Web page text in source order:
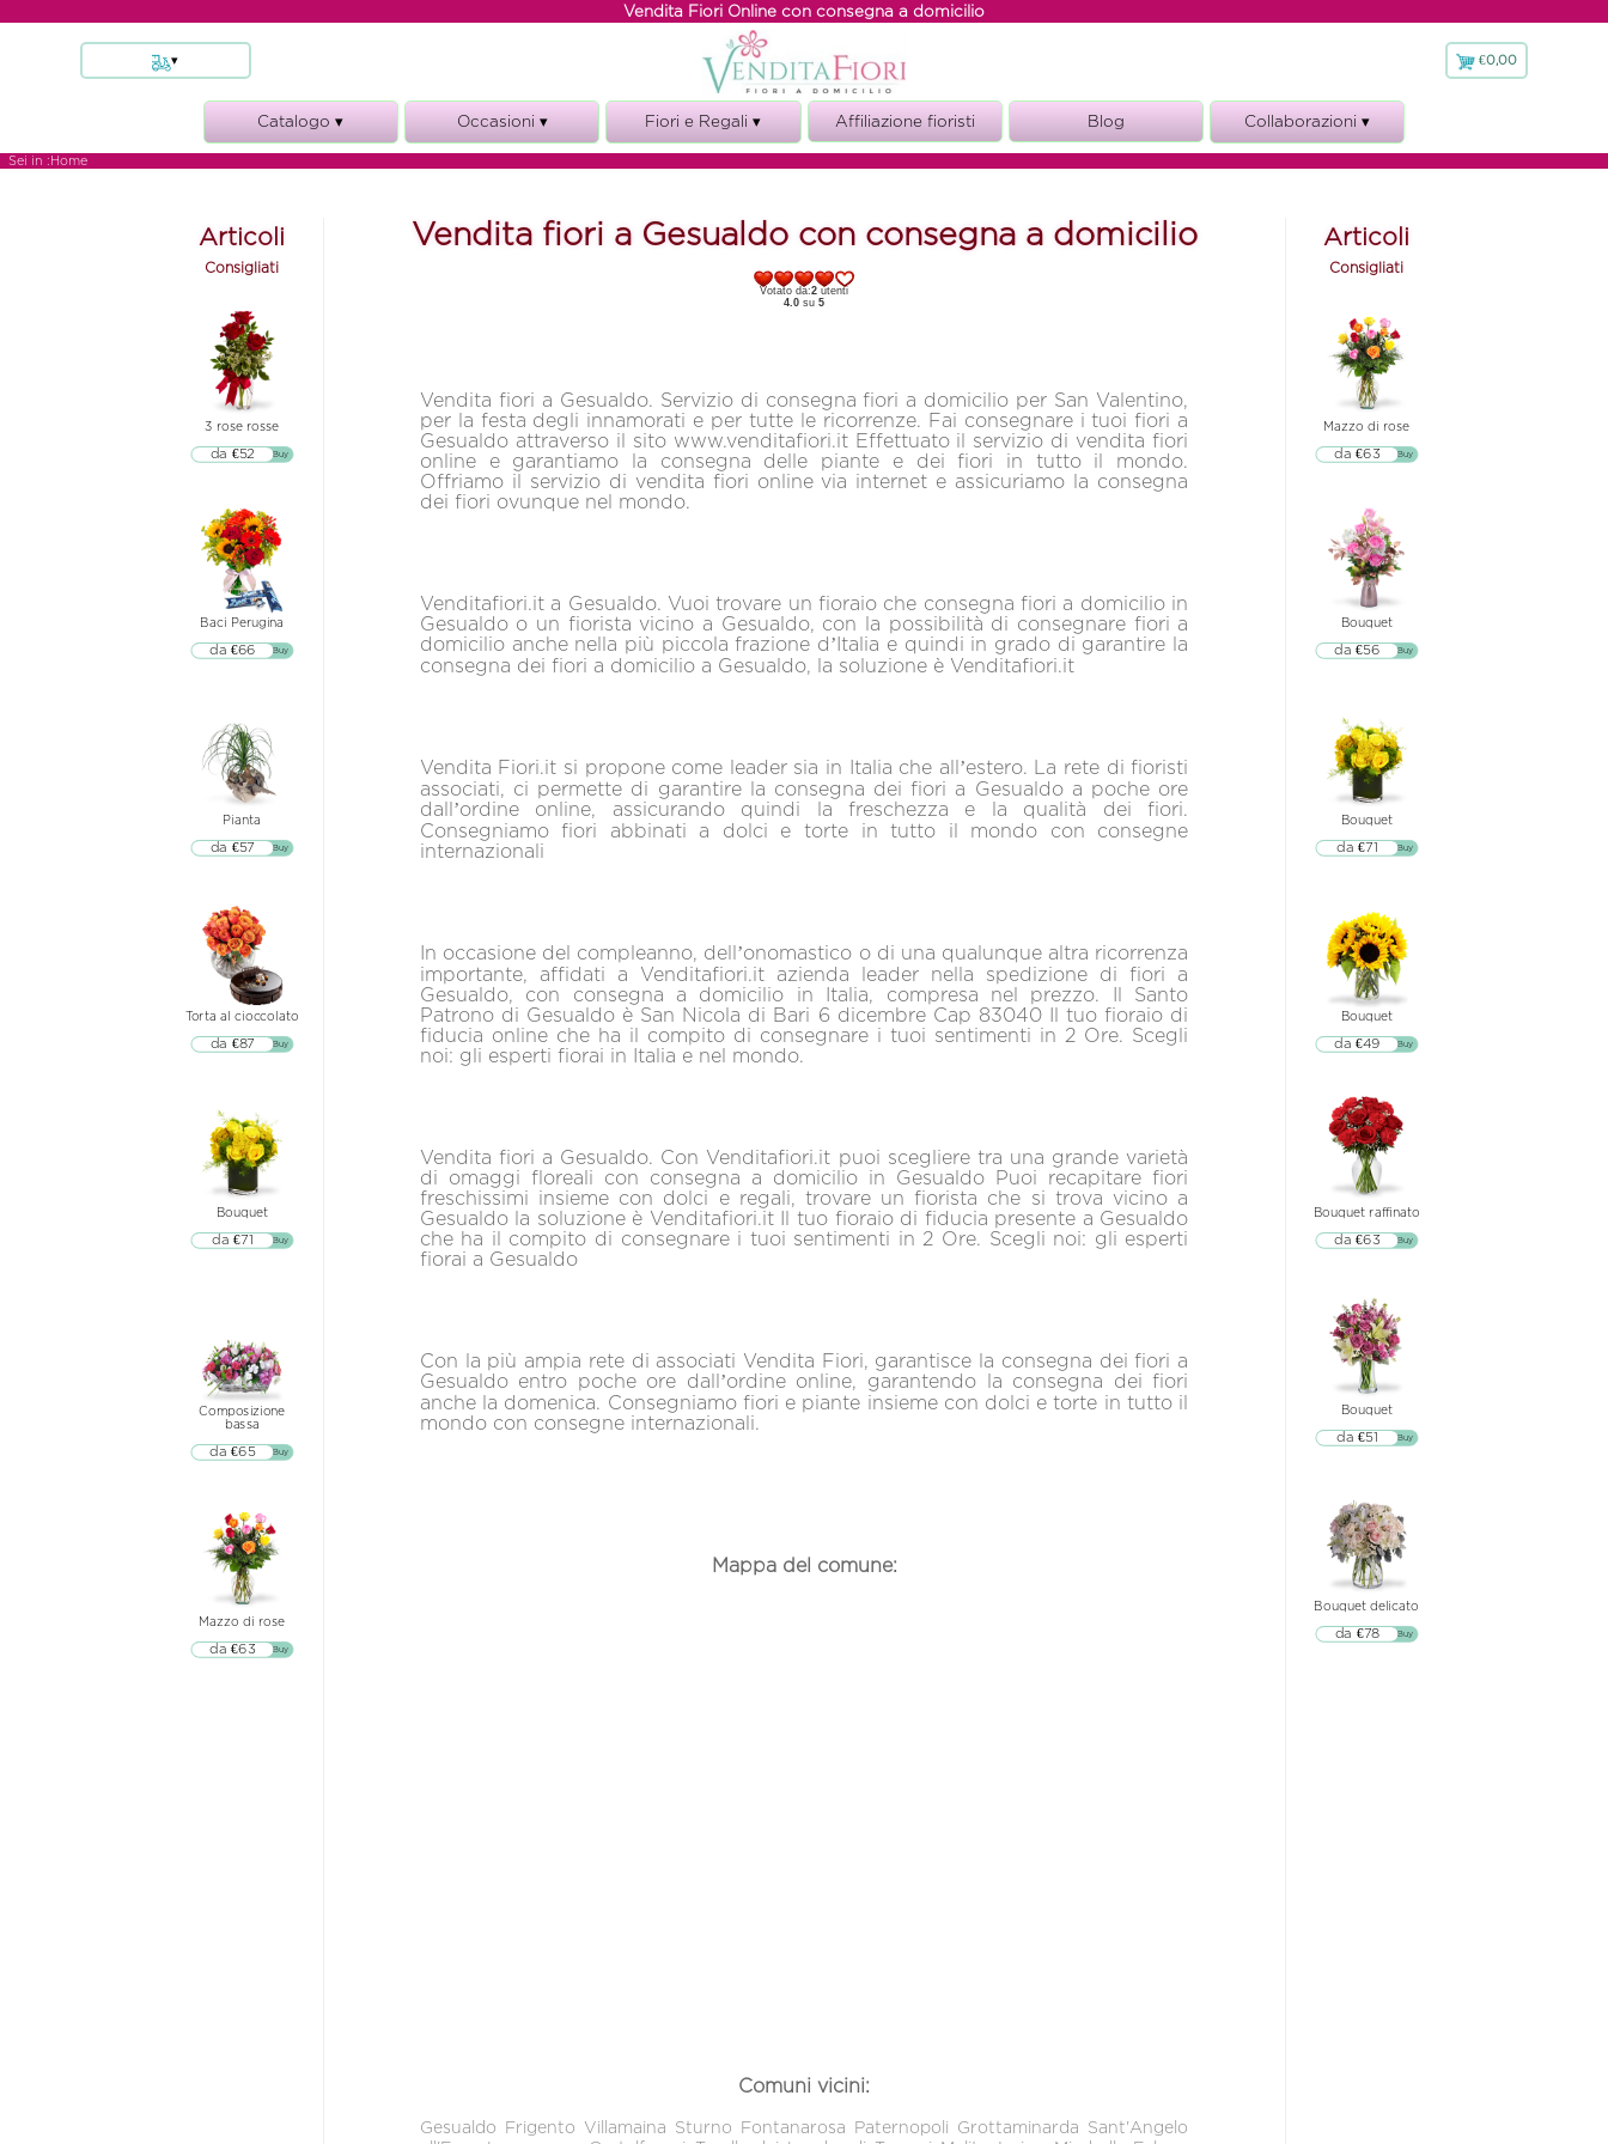
Vendita Fiori Online con consegna a domicilio
▾
Consegna fiori Napoli
Consegna fiori Torino
€0,00
€0,00
Catalogo ▾
fiori e vino
funebre
Occasioni ▾
anniversari
Fiori e Regali ▾
Fiori e Regali
Affiliazione fioristi Blog Collaborazioni ▾
Sei in :Home
Articoli
Consigliati
3 rose rosse
▷▷ Buy
da €52
Baci Perugina
▷▷ Buy
da €66
Pianta
▷▷ Buy
da €57
Torta al cioccolato
▷▷ Buy
da €87
Bouquet
▷▷ Buy
da €71
Composizione
bassa
▷▷ Buy
da €65
Mazzo di rose
▷▷ Buy
da €63
Vendita fiori a Gesualdo con consegna a domicilio
Votato da:2 utenti
4.0 su 5
Vendita fiori a Gesualdo. Servizio di consegna fiori a domicilio per San Valentino,
per la festa degli innamorati e per tutte le ricorrenze. Fai consegnare i tuoi fiori a
Gesualdo attraverso il sito www.venditafiori.it Effettuato il servizio di vendita fiori
online e garantiamo la consegna delle piante e dei fiori in tutto il mondo.
Offriamo il servizio di vendita fiori online via internet e assicuriamo la consegna
dei fiori ovunque nel mondo.
Venditafiori.it a Gesualdo. Vuoi trovare un fioraio che consegna fiori a domicilio in
Gesualdo o un fiorista vicino a Gesualdo, con la possibilità di consegnare fiori a
domicilio anche nella più piccola frazione d’Italia e quindi in grado di garantire la
consegna dei fiori a domicilio a Gesualdo, la soluzione è Venditafiori.it
Vendita Fiori.it si propone come leader sia in Italia che all’estero. La rete di fioristi
associati, ci permette di garantire la consegna dei fiori a Gesualdo a poche ore
dall’ordine online, assicurando quindi la freschezza e la qualità dei fiori.
Consegniamo fiori abbinati a dolci e torte in tutto il mondo con consegne
internazionali
In occasione del compleanno, dell’onomastico o di una qualunque altra ricorrenza
importante, affidati a Venditafiori.it azienda leader nella spedizione di fiori a
Gesualdo, con consegna a domicilio in Italia, compresa nel prezzo. Il Santo
Patrono di Gesualdo è San Nicola di Bari 6 dicembre Cap 83040 Il tuo fioraio di
fiducia online che ha il compito di consegnare i tuoi sentimenti in 2 Ore. Scegli
noi: gli esperti fiorai in Italia e nel mondo.
Vendita fiori a Gesualdo. Con Venditafiori.it puoi scegliere tra una grande varietà
di omaggi floreali con consegna a domicilio in Gesualdo Puoi recapitare fiori
freschissimi insieme con dolci e regali, trovare un fiorista che si trova vicino a
Gesualdo la soluzione è Venditafiori.it Il tuo fioraio di fiducia presente a Gesualdo
che ha il compito di consegnare i tuoi sentimenti in 2 Ore. Scegli noi: gli esperti
fiorai a Gesualdo
Con la più ampia rete di associati Vendita Fiori, garantisce la consegna dei fiori a
Gesualdo entro poche ore dall’ordine online, garantendo la consegna dei fiori
anche la domenica. Consegniamo fiori e piante insieme con dolci e torte in tutto il
mondo con consegne internazionali.
Mappa del comune:
Comuni vicini:
Gesualdo Frigento Villamaina Sturno Fontanarosa Paternopoli Grottaminarda Sant'Angelo
Articoli
Consigliati
Mazzo di rose
▷▷ Buy
da €63
Bouquet
▷▷ Buy
da €56
Bouquet
▷▷ Buy
da €71
Bouquet
▷▷ Buy
da €49
Bouquet raffinato
▷▷ Buy
da €63
Bouquet
▷▷ Buy
da €51
Bouquet delicato
▷▷ Buy
da €78